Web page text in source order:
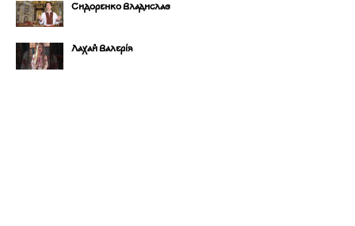
Сидоренко Владислав
Лахай Валерія